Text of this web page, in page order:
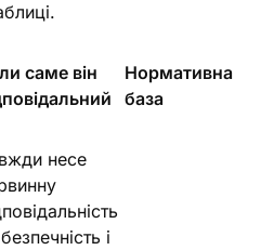
саме він
Нормативна
база
несе
і